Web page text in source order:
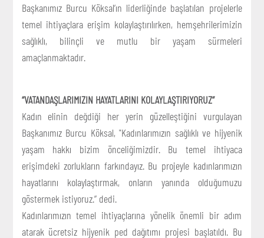
Başkanımız Burcu Köksal’ın liderliğinde başlatılan projelerle
temel ihtiyaçlara erişim kolaylaştırılırken, hemşehrilerimizin
sağlıklı, bilinçli ve mutlu bir yaşam sürmeleri
amaçlanmaktadır.
“VATANDAŞLARIMIZIN HAYATLARINI KOLAYLAŞTIRIYORUZ”
Kadın elinin değdiği her yerin güzelleştiğini vurgulayan
Başkanımız Burcu Köksal, "Kadınlarımızın sağlıklı ve hijyenik
yaşam hakkı bizim önceliğimizdir. Bu temel ihtiyaca
erişimdeki zorlukların farkındayız. Bu projeyle kadınlarımızın
hayatlarını kolaylaştırmak, onların yanında olduğumuzu
göstermek istiyoruz.” dedi.
Kadınlarımızın temel ihtiyaçlarına yönelik önemli bir adım
atarak ücretsiz hijyenik ped dağıtımı projesi başlatıldı. Bu